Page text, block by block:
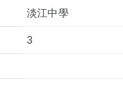
淡江中學
3